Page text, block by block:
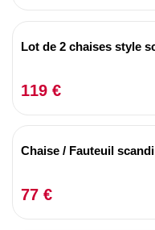
Lot de 2 chaises style
119 €
Chaise / Fauteuil
77 €